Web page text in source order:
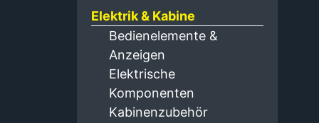
Elektrik & Kabine
Bedienelemente &
Anzeigen
Elektrische
Komponenten
Kabinenzubehör